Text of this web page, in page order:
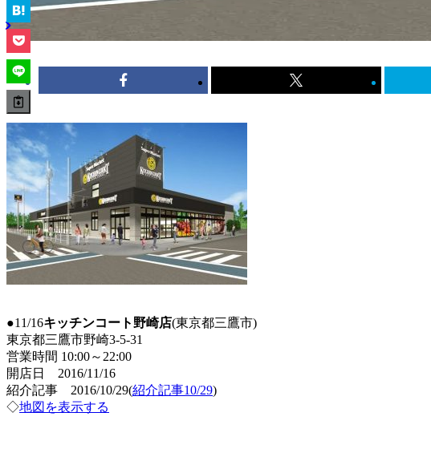
●11/16キッチンコート野崎店(東京都三鷹市)
東京都三鷹市野崎3-5-31
営業時間 10:00～22:00
開店日 2016/11/16
紹介記事 2016/10/29(紹介記事10/29)
◇地図を表示する